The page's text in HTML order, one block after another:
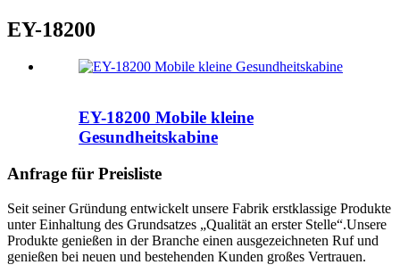
EY-18200
EY-18200 Mobile kleine
Gesundheitskabine
Anfrage für Preisliste
Seit seiner Gründung entwickelt unsere Fabrik erstklassige Produkte
unter Einhaltung des Grundsatzes „Qualität an erster Stelle“.Unsere
Produkte genießen in der Branche einen ausgezeichneten Ruf und
genießen bei neuen und bestehenden Kunden großes Vertrauen.